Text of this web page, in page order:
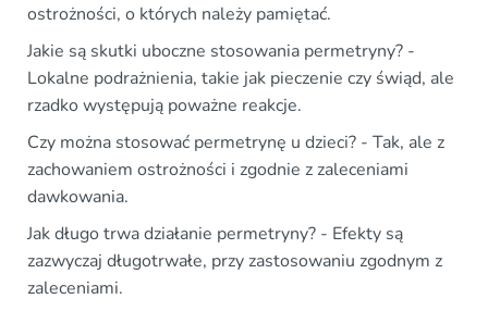
ostrożności, o których należy pamiętać.
Jakie są skutki uboczne stosowania permetryny? -
Lokalne podrażnienia, takie jak pieczenie czy świąd, ale
rzadko występują poważne reakcje.
Czy można stosować permetrynę u dzieci? - Tak, ale z
zachowaniem ostrożności i zgodnie z zaleceniami
dawkowania.
Jak długo trwa działanie permetryny? - Efekty są
zazwyczaj długotrwałe, przy zastosowaniu zgodnym z
zaleceniami.